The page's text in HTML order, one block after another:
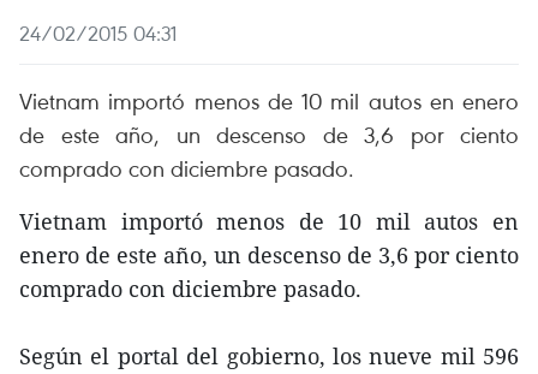
24/02/2015 04:31
Vietnam importó menos de 10 mil autos en enero
de este año, un descenso de 3,6 por ciento
comprado con diciembre pasado.
Vietnam importó menos de 10 mil autos en
enero de este año, un descenso de 3,6 por ciento
comprado con diciembre pasado.
Según el portal del gobierno, los nueve mil 596